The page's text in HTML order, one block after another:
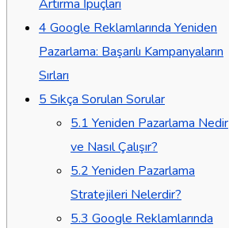
Artırma İpuçları
4 Google Reklamlarında Yeniden
Pazarlama: Başarılı Kampanyaların
Sırları
5 Sıkça Sorulan Sorular
5.1 Yeniden Pazarlama Nedir
ve Nasıl Çalışır?
5.2 Yeniden Pazarlama
Stratejileri Nelerdir?
5.3 Google Reklamlarında